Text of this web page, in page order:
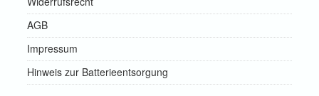
AGB
Impressum
Hinweis zur Batterieentsorgung